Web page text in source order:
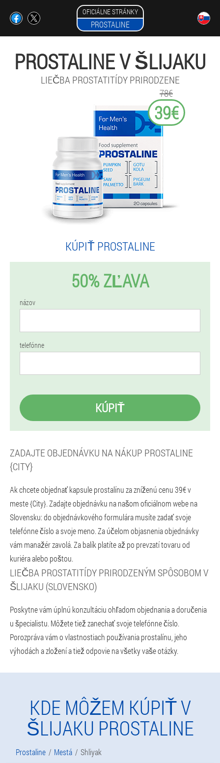
OFICIÁLNE STRÁNKY
PROSTALINE
PROSTALINE V ŠLIJAKU
LIEČBA PROSTATITÍDY PRIRODZENE
78€
39€
KÚPIŤ PROSTALINE
50% ZĽAVA
názov
telefónne
KÚPIŤ
ZADAJTE OBJEDNÁVKU NA NÁKUP PROSTALINE
{CITY}
Ak chcete objednať kapsule prostalínu za zníženú cenu 39€ v
meste {City}. Zadajte objednávku na našom oficiálnom webe na
Slovensku: do objednávkového formulára musíte zadať svoje
telefónne číslo a svoje meno. Za účelom objasnenia objednávky
vám manažér zavolá. Za balík platíte až po prevzatí tovaru od
kuriéra alebo poštou.
LIEČBA PROSTATITÍDY PRIRODZENÝM SPÔSOBOM V
ŠLIJAKU (SLOVENSKO)
Poskytne vám úplnú konzultáciu ohľadom objednania a doručenia
u špecialistu. Môžete tiež zanechať svoje telefónne číslo.
Porozpráva vám o vlastnostiach používania prostalínu, jeho
výhodách a zložení a tiež odpovie na všetky vaše otázky.
KDE MÔŽEM KÚPIŤ V
ŠLIJAKU PROSTALINE
Prostaline Mestá Shliyak